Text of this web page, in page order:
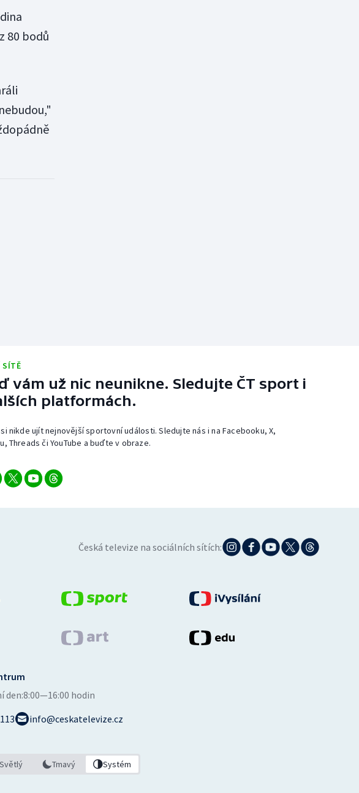
80 bodů
SÍTĚ
vám už nic neunikne. Sledujte ČT sport i
platformách.
nikde ujít nejnovější sportovní události. Sledujte nás i na Facebooku, X,
Threads či YouTube a buďte v obraze.
Česká televize na sociálních sítích:
den:8:00—16:00 hodin
info@ceskatelevize.cz
Světlý Tmavý Systém